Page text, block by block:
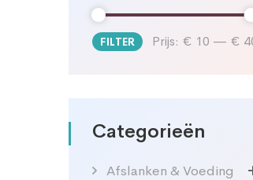
Min.
Max.
FILTER Prijs: € 10 — €
Categorieën
Afslanken & Voeding